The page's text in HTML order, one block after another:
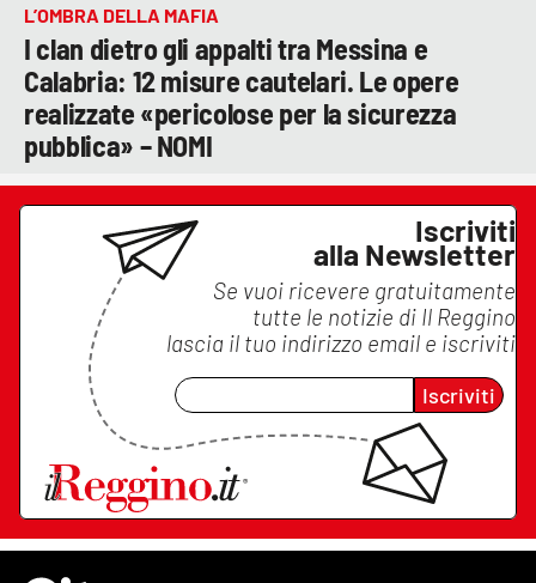
L’OMBRA DELLA MAFIA
I clan dietro gli appalti tra Messina e
Calabria: 12 misure cautelari. Le opere
realizzate «pericolose per la sicurezza
pubblica» – NOMI
Iscriviti
alla Newsletter
Se vuoi ricevere gratuitamente
tutte le notizie di Il Reggino
lascia il tuo indirizzo email e iscriviti
Iscriviti